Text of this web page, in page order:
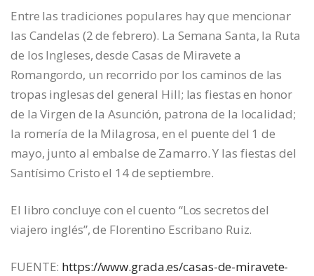
Entre las tradiciones populares hay que mencionar
las Candelas (2 de febrero). La Semana Santa, la Ruta
de los Ingleses, desde Casas de Miravete a
Romangordo, un recorrido por los caminos de las
tropas inglesas del general Hill; las fiestas en honor
de la Virgen de la Asunción, patrona de la localidad;
la romería de la Milagrosa, en el puente del 1 de
mayo, junto al embalse de Zamarro. Y las fiestas del
Santísimo Cristo el 14 de septiembre.
El libro concluye con el cuento “Los secretos del
viajero inglés”, de Florentino Escribano Ruiz.
FUENTE: https://www.grada.es/casas-de-miravete-